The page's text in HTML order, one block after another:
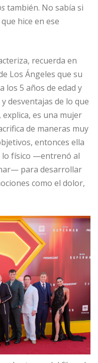
también. No sabía si
hice en ese
recuerda en
Los Ángeles que su
los 5 años de edad y
desventajas de lo que
explica, es una mujer
de maneras muy
entonces ella
lo físico —entrenó al
para desarrollar
como el dolor,